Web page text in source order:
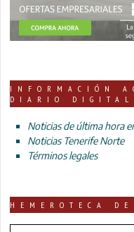
INFORMACIÓN
DIARIO DIGITAL
Noticias de última hora
Noticias Tenerife Norte
Términos legales
HEMEROTECA